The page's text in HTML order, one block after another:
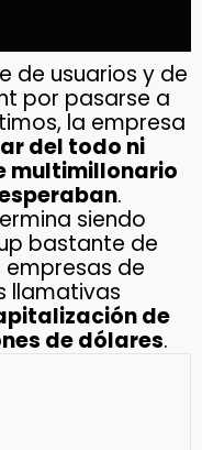
de usuarios y de
por pasarse a
la empresa
del todo ni
multimillonario
.
siendo
bastante de
empresas de
llamativas
de
de dólares.